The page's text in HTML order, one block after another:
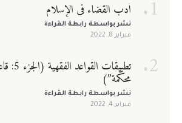
أدب القضاء في الإسلام
نشر بواسطة رابطة القراءة
فبراير 8, 2022
تطبيقات
محكّمة”)
نشر بواسطة رابطة القراءة
فبراير 4, 2022
تسجيل